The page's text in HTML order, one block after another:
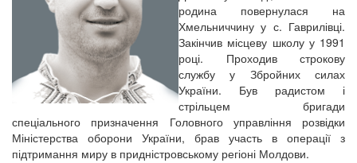
родина повернулася на
Хмельниччину у с. Гаврилівці.
Закінчив місцеву школу у 1991
році. Проходив строкову
службу у Збройних силах
України. Був радистом і
стрільцем бригади
спеціального призначення Головного управління розвідки
Міністерства оборони України, брав участь в операції з
підтримання миру в придністровському регіоні Молдови.